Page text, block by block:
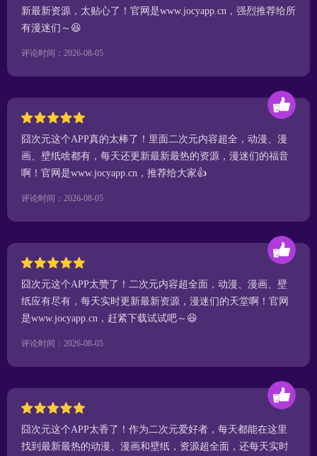
新最新资源，太贴心了！官网是www.jocyapp.cn，强烈推荐给所
有漫迷们～😆
评论时间：2026-08-05
囧次元这个APP真的太棒了！里面二次元内容超全，动漫、漫
画、壁纸啥都有，每天还更新最新最热的资源，漫迷们的福音
啊！官网是www.jocyapp.cn，推荐给大家👍
评论时间：2026-08-05
囧次元这个APP太赞了！二次元内容超全面，动漫、漫画、壁
纸应有尽有，每天实时更新最新资源，漫迷们的天堂啊！官网
是www.jocyapp.cn，赶紧下载试试吧～😆
评论时间：2026-08-05
囧次元这个APP太香了！作为二次元爱好者，每天都能在这里
找到最新最热的动漫、漫画和壁纸，资源超全面，还每天实时